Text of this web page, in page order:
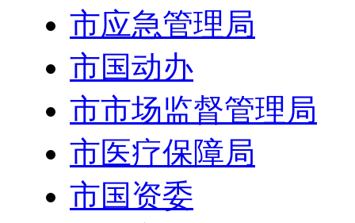
市应急管理局
市国动办
市市场监督管理局
市医疗保障局
市国资委